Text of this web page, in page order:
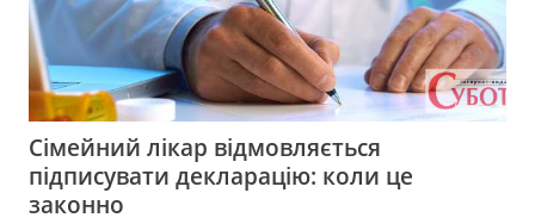
Сімейний лікар відмовляється
підписувати декларацію: коли це
законно